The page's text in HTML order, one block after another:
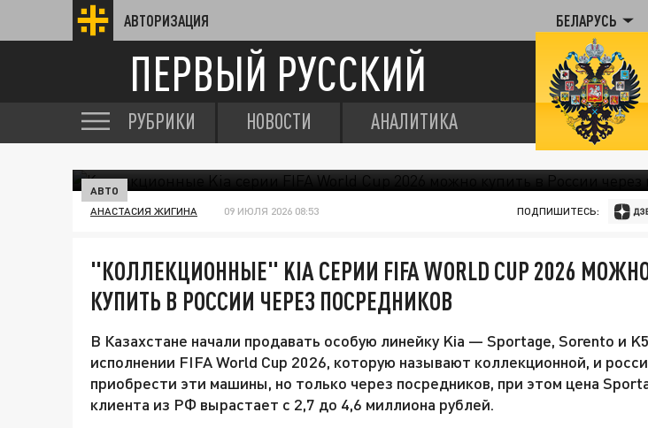
АВТОРИЗАЦИЯ БЕЛАРУСЬ
ПЕРВЫЙ РУССКИЙ
РУБРИКИ НОВОСТИ АНАЛИТИКА
АВТО
АНАСТАСИЯ ЖИГИНА 09 ИЮЛЯ 2026 08:53 ПОДПИШИТЕСЬ:
"КОЛЛЕКЦИОННЫЕ" KIA СЕРИИ FIFA WORLD CUP 2026
КУПИТЬ В РОССИИ ЧЕРЕЗ ПОСРЕДНИКОВ
В Казахстане начали продавать особую линейку Kia — Sportage, Sorento и
исполнении FIFA World Cup 2026, которую называют коллекционной, и
приобрести эти машины, но только через посредников, при этом цена
клиента из РФ вырастает с 2,7 до 4,6 миллиона рублей.